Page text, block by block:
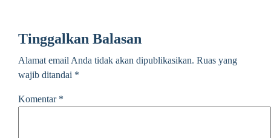
Tinggalkan Balasan
Alamat email Anda tidak akan dipublikasikan. Ruas yang
wajib ditandai *
Komentar *